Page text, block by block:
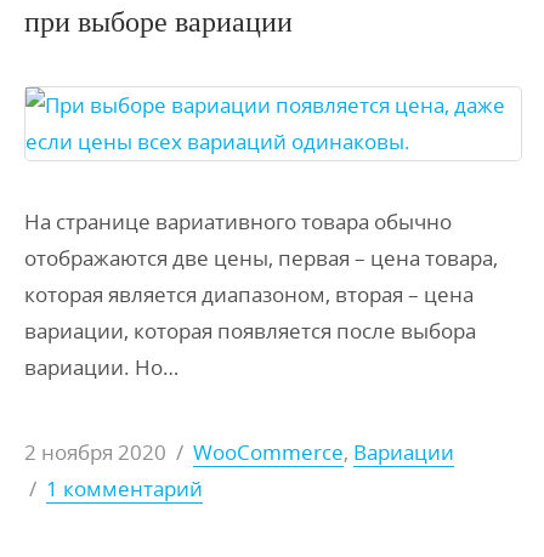
при выборе вариации
На странице вариативного товара обычно
отображаются две цены, первая – цена товара,
которая является диапазоном, вторая – цена
вариации, которая появляется после выбора
вариации. Но…
2 ноября 2020 / WooCommerce, Вариации
/ 1 комментарий